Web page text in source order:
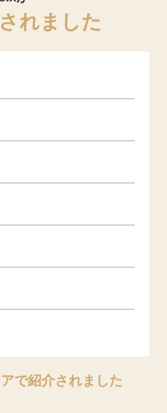
れました
で紹介されました